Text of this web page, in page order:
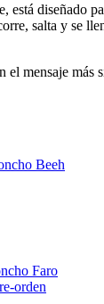
está diseñado
salta y se
el mensaje más